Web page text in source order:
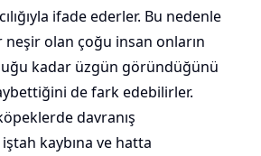
ifade ederler. Bu nedenle
neşir olan çoğu insan onların
kadar üzgün göründüğünü
de fark edebilirler.
davranış
kaybına ve hatta